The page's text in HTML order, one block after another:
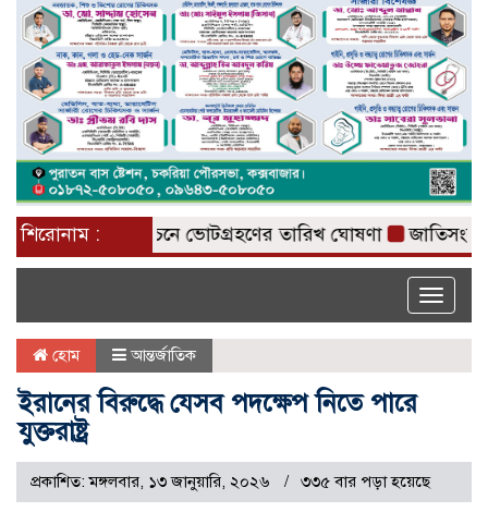
শিরোনাম :
রাষ্ট্রপতি নির্বাচনে ভোটগ্রহণের তারিখ ঘোষণা জাতিসংঘে
Toggle
হোম আন্তর্জাতিক
ইরানের বিরুদ্ধে যেসব পদক্ষেপ নিতে পারে
যুক্তরাষ্ট্র
প্রকাশিত: মঙ্গলবার, ১৩ জানুয়ারি, ২০২৬ ৩৩৫ বার পড়া হয়েছে